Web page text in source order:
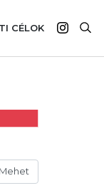
CÉLOK
Mehet